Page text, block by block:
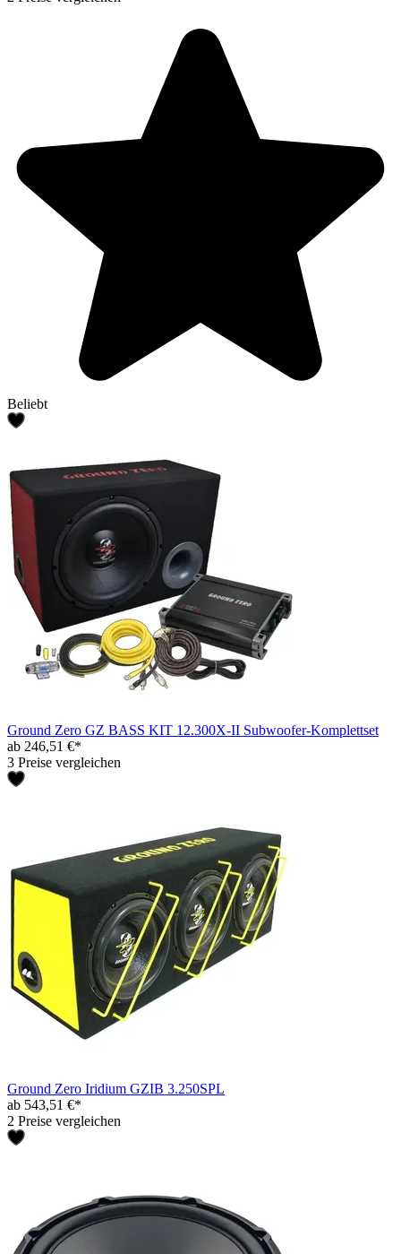
Beliebt
Ground Zero GZ BASS KIT 12.300X-II Subwoofer-Komplettset
ab 246,51 €*
3 Preise vergleichen
Ground Zero Iridium GZIB 3.250SPL
ab 543,51 €*
2 Preise vergleichen